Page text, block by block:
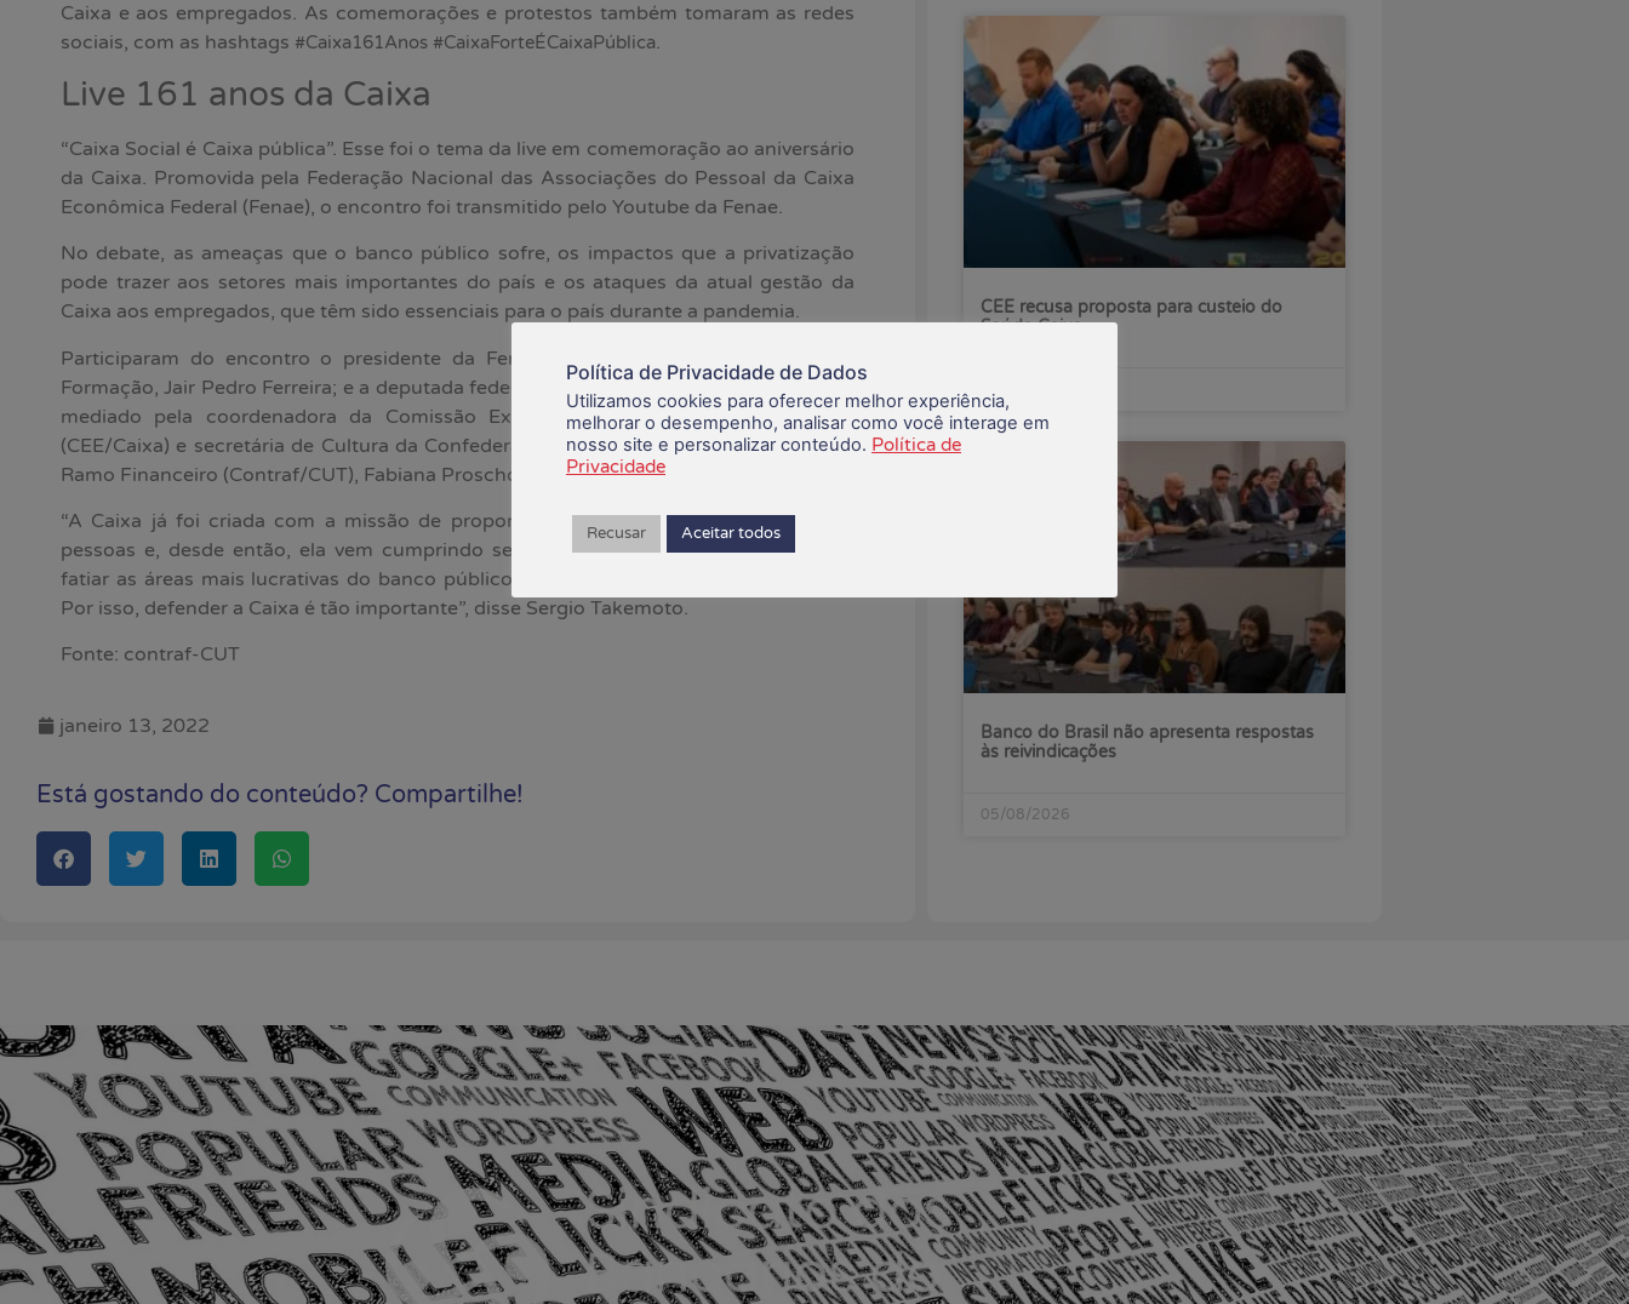
Caixa e aos empregados. As comemorações e protestos também tomaram as redes
sociais, com as hashtags #Caixa161Anos #CaixaForteÉCaixaPública.
Live 161 anos da Caixa
“Caixa Social é Caixa pública”. Esse foi o tema da live em comemoração ao aniversário
da Caixa. Promovida pela Federação Nacional das Associações do Pessoal da Caixa
Econômica Federal (Fenae), o encontro foi transmitido pelo Youtube da Fenae.
No debate, as ameaças que o banco público sofre, os impactos que a privatização
pode trazer aos setores mais importantes do país e os ataques da atual gestão da
Caixa aos empregados, que têm sido essenciais para o país durante a pandemia.
Participaram do encontro o presidente da Fenae, Sergio Takemoto; o diretor de
Formação, Jair Pedro Ferreira; e a deputada federal (PT/DF), Erika Kokay. O debate foi
mediado pela coordenadora da Comissão Executiva dos Empregados da Caixa
(CEE/Caixa) e secretária de Cultura da Confederação Nacional dos Trabalhadores do
Ramo Financeiro (Contraf/CUT), Fabiana Proscholdt.
“A Caixa já foi criada com a missão de proporcionar a realização dos sonhos das
pessoas e, desde então, ela vem cumprindo seu papel social. Mas o governo quer
fatiar as áreas mais lucrativas do banco público e entregar para o mercado privado.
Por isso, defender a Caixa é tão importante”, disse Sergio Takemoto.
Fonte: contraf-CUT
janeiro 13, 2022
Está gostando do conteúdo? Compartilhe!
CEE recusa proposta para custeio do
Saúde Caixa
Banco do Brasil não apresenta respostas
às reivindicações
05/08/2026
Política de Privacidade de Dados
Utilizamos cookies para oferecer melhor experiência,
melhorar o desempenho, analisar como você interage em
nosso site e personalizar conteúdo. Política de
Privacidade
Recusar Aceitar todos